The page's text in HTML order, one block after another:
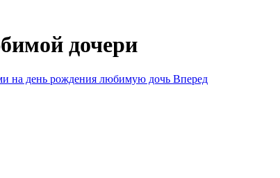
дочери
на день рождения любимую дочь Вперед